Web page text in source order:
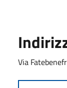
Via